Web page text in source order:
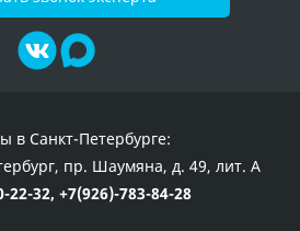
в Санкт-Петербурге:
пр. Шаумяна, д. 49, лит. А
22-32, +7(926)-783-84-28